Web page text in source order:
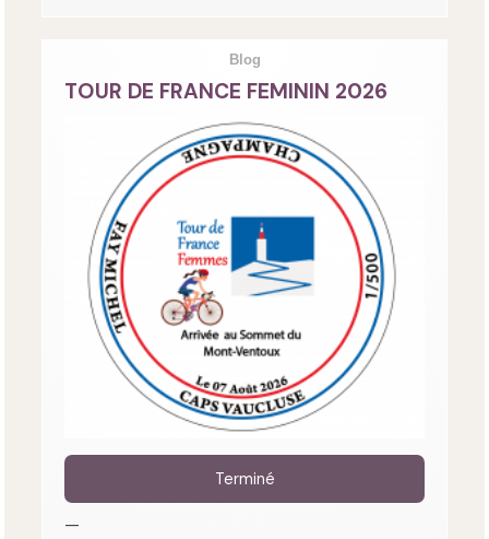
Blog
TOUR DE FRANCE FEMININ 2026
Terminé
—